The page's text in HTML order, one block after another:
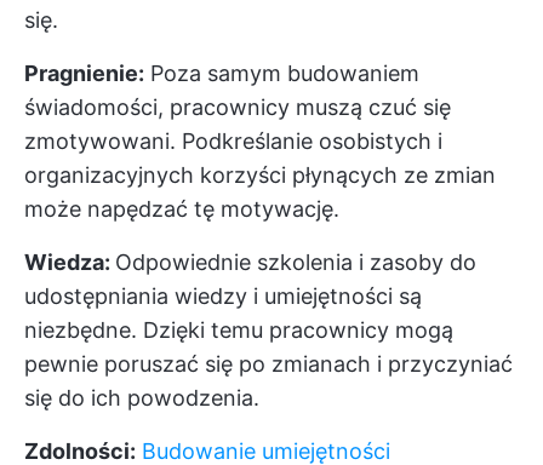
się.
Pragnienie: Poza samym budowaniem
świadomości, pracownicy muszą czuć się
zmotywowani. Podkreślanie osobistych i
organizacyjnych korzyści płynących ze zmian
może napędzać tę motywację.
Wiedza: Odpowiednie szkolenia i zasoby do
udostępniania wiedzy i umiejętności są
niezbędne. Dzięki temu pracownicy mogą
pewnie poruszać się po zmianach i przyczyniać
się do ich powodzenia.
Zdolności: Budowanie umiejętności